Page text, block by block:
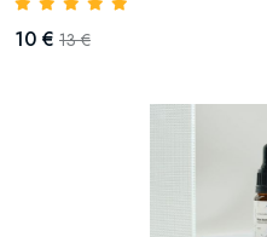
10 € 13 €